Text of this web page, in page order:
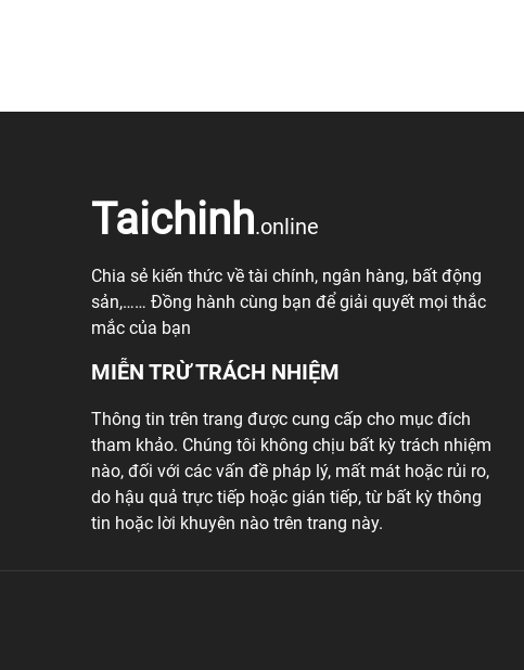
Taichinh.online
Chia sẻ kiến thức về tài chính, ngân hàng, bất động
sản,…… Đồng hành cùng bạn để giải quyết mọi thắc
mắc của bạn
MIỄN TRỪ TRÁCH NHIỆM
Thông tin trên trang được cung cấp cho mục đích
tham khảo. Chúng tôi không chịu bất kỳ trách nhiệm
nào, đối với các vấn đề pháp lý, mất mát hoặc rủi ro,
do hậu quả trực tiếp hoặc gián tiếp, từ bất kỳ thông
tin hoặc lời khuyên nào trên trang này.